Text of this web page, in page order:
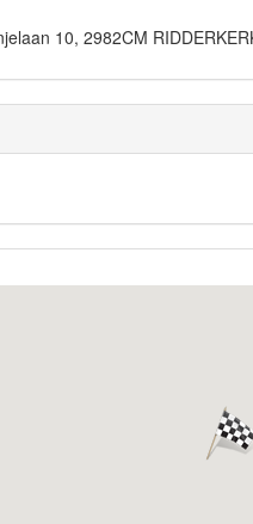
10, 2982CM